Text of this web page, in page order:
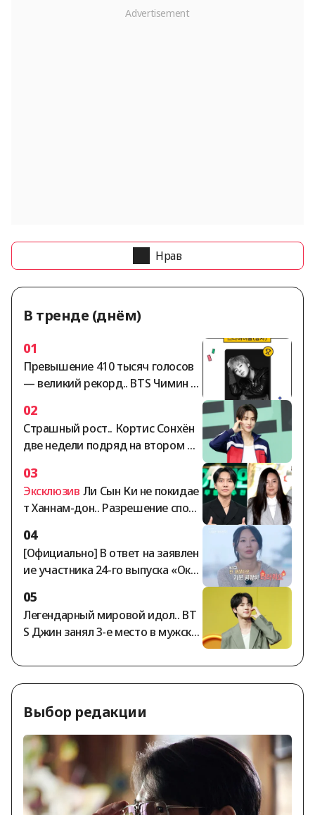
Нрав
В тренде (днём)
01
Превышение 410 тысяч голосов
— великий рекорд.. BTS Чимин за
есто в мужском рейтинге «Звёзд
ный идол» по версии StarRanking
02
Страшный рост.. Кортис Сонхён
две недели подряд на втором ме
йдол» по версии StarRanking
03
Эксклюзив Ли Сын Ки не покидае
т Ханнам-дон.. Разрешение спора
5 миллиардов вон обостряется
[Обзор]
04
[Официально] В ответ на заявлен
ие участника 24-го выпуска «Оксу
лучал гонорар за участие, предс
тавители шоу «Я — соло» заявил
и: «Все выплаты произведены в п
05
Легендарный мировой идол.. BT
S Джин занял 3-е место в мужско
Выбор редакции